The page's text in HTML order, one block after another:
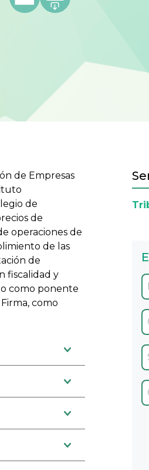
de Empresas
de
de
operaciones de
de las
de
fiscalidad y
como ponente
como